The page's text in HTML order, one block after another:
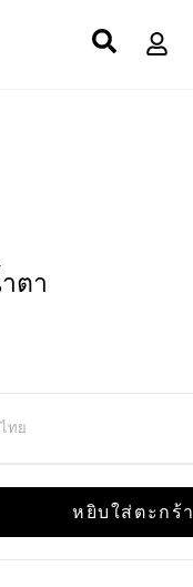
ตา
ทย
หยิบใส่ตะกร้า